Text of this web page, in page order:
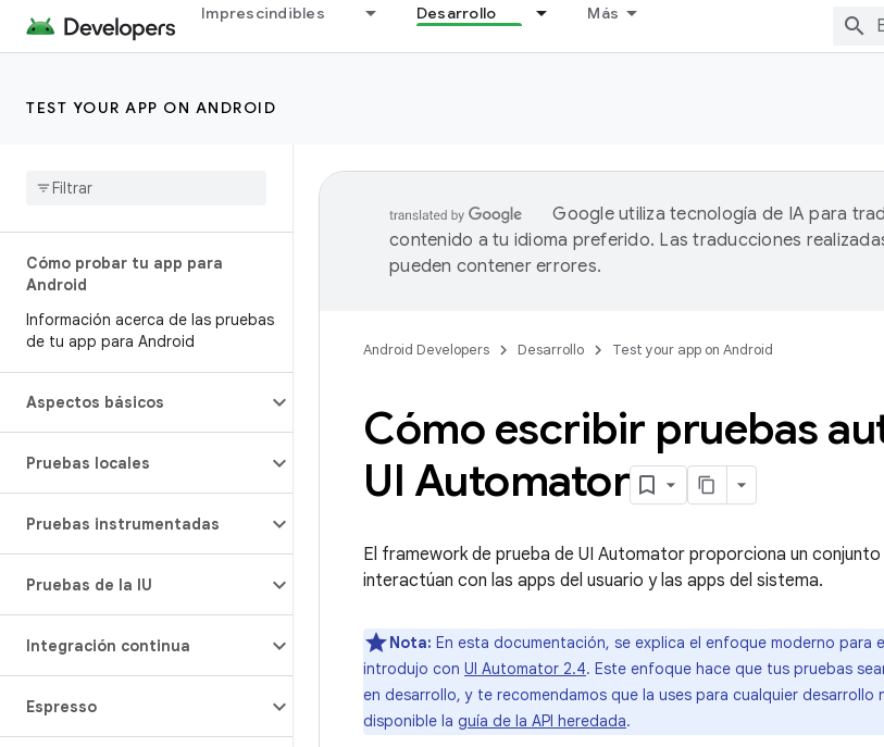
Imprescindibles Desarrollo Más
TEST YOUR APP ON ANDROID
Cómo probar tu app para
Android
Información acerca de las pruebas
de tu app para Android
Aspectos básicos
Pruebas locales
Pruebas instrumentadas
Pruebas de la IU
Integración continua
Espresso
Google utiliza tecnología de IA para
contenido a tu idioma preferido. Las traducciones
pueden contener errores.
Android Developers Desarrollo Test your app on Android
Cómo escribir pruebas
UI Automator
El framework de prueba de UI Automator proporciona un
interactúan con las apps del usuario y las apps del sistema.
Nota: En esta documentación, se explica el enfoque moderno para
introdujo con UI Automator 2.4. Este enfoque hace que tus pruebas
en desarrollo, y te recomendamos que la uses para cualquier desarrollo
disponible la guía de la API heredada.